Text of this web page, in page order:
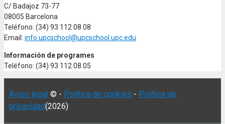
C/ Badajoz 73-77
08005 Barcelona
Teléfono: (34) 93 112 08 08
Email: info.upcschool@upcschool.upc.edu
Información de programes
Teléfono: (34) 93 112 08 05
Aviso legal © - Política de cookies - Política de
privacidad(2026)